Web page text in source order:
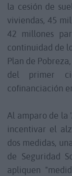
la cesión de
viviendas, 45
42 millones
continuidad de
Plan de
del primer
cofinanciación
Al amparo de la
incentivar el
dos medidas,
de Seguridad
apliquen